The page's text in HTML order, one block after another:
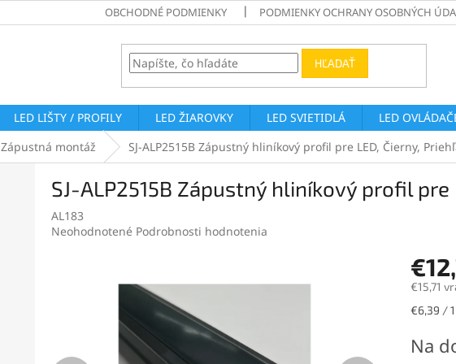
OBCHODNÉ PODMIENKY PODMIENKY OCHRANY OSOBNÝCH
HĽADAŤ
LED LIŠTY / PROFILY LED ŽIAROVKY LED SVIETIDLÁ LED
Zápustná montáž SJ-ALP2515B Zápustný hliníkový profil pre LED, Čierny,
SJ-ALP2515B Zápustný hliníkový profil pre
AL183
Priemerné
Neohodnotené Podrobnosti hodnotenia
€15,71
€6,39 /
Na